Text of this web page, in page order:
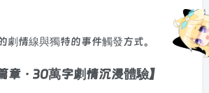
劇情線與獨特的事件觸發方式。
章 · 30萬字劇情沉浸體驗】